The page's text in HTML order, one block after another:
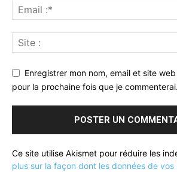
Enregistrer mon nom, email et site
pour la prochaine fois que je commenterai.
Ce site utilise Akismet pour réduire les
plus sur la façon dont les données de